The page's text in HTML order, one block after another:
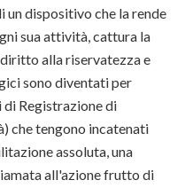
un dispositivo che la rende
sua attività, cattura la
alla riservatezza e
sono diventati per
Registrazione di
che tengono incatenati
assoluta, una
all'azione frutto di